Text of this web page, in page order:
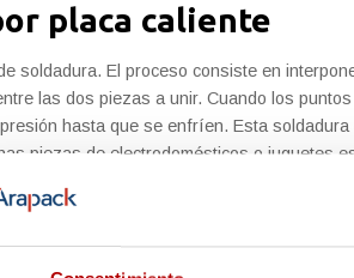
placa caliente
soldadura. El proceso consiste en
las dos piezas a unir. Cuando los
hasta que se enfríen. Esta
piezas de electrodomésticos o juguetes
gas o aire caliente
que desprende aire o gas caliente,